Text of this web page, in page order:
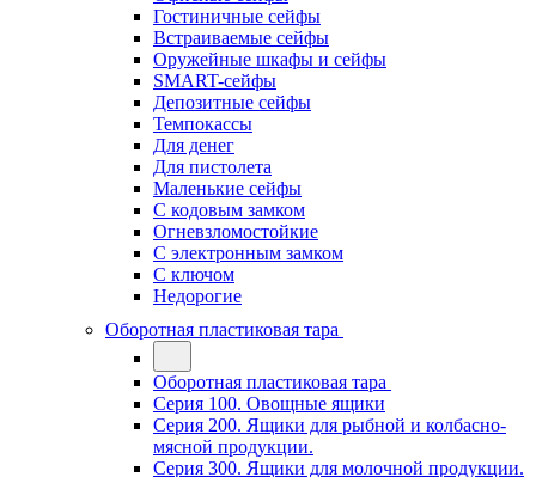
Гостиничные сейфы
Встраиваемые сейфы
Оружейные шкафы и сейфы
SMART-сейфы
Депозитные сейфы
Темпокассы
Для денег
Для пистолета
Маленькие сейфы
С кодовым замком
Огневзломостойкие
С электронным замком
С ключом
Недорогие
Оборотная пластиковая тара
Оборотная пластиковая тара
Серия 100. Овощные ящики
Серия 200. Ящики для рыбной и колбасно-
мясной продукции.
Серия 300. Ящики для молочной продукции.